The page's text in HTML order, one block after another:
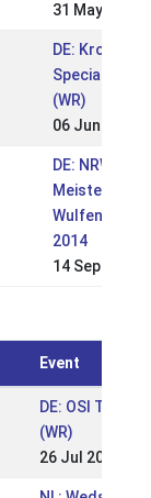
31 May 2026
DE:
Special 2022
(WR)
06 Jun 2022
DE: NRW
Wulfenhof
2014
14 Sep 2014
Event
DE: OSI
(WR)
26 Jul 2026